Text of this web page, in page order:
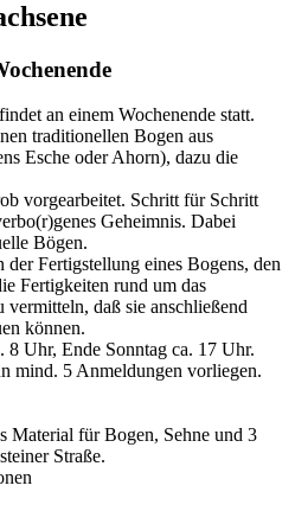
an einem Wochenende statt.
traditionellen Bogen aus
Esche oder Ahorn), dazu die
vorgearbeitet. Schritt für Schritt
Geheimnis. Dabei
Bögen.
der Fertigstellung eines Bogens, den
Fertigkeiten rund um das
daß sie anschließend
können.
Uhr, Ende Sonntag ca. 17 Uhr.
mind. 5 Anmeldungen vorliegen.
Material für Bogen, Sehne und 3
Straße.